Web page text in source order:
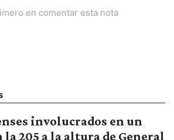
en comentar esta nota
involucrados en un
la 205 a la altura de General